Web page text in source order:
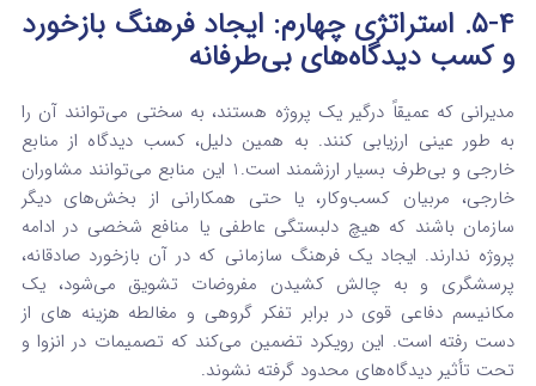
۵-۴. استراتژی چهارم: ایجاد فرهنگ بازخورد
و کسب دیدگاه‌های بی‌طرفانه
مدیرانی که عمیقاً درگیر یک پروژه هستند، به سختی می‌توانند آن را
به طور عینی ارزیابی کنند. به همین دلیل، کسب دیدگاه از منابع
خارجی و بی‌طرف بسیار ارزشمند است.1 این منابع می‌توانند مشاوران
خارجی، مربیان کسب‌وکار، یا حتی همکارانی از بخش‌های دیگر
سازمان باشند که هیچ دلبستگی عاطفی یا منافع شخصی در ادامه
پروژه ندارند. ایجاد یک فرهنگ سازمانی که در آن بازخورد صادقانه،
پرسشگری و به چالش کشیدن مفروضات تشویق می‌شود، یک
مکانیسم دفاعی قوی در برابر تفکر گروهی و مغالطه هزینه های از
دست رفته است. این رویکرد تضمین می‌کند که تصمیمات در انزوا و
تحت تأثیر دیدگاه‌های محدود گرفته نشوند.